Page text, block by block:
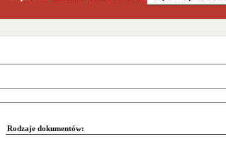
Rodzaje dokumentów: